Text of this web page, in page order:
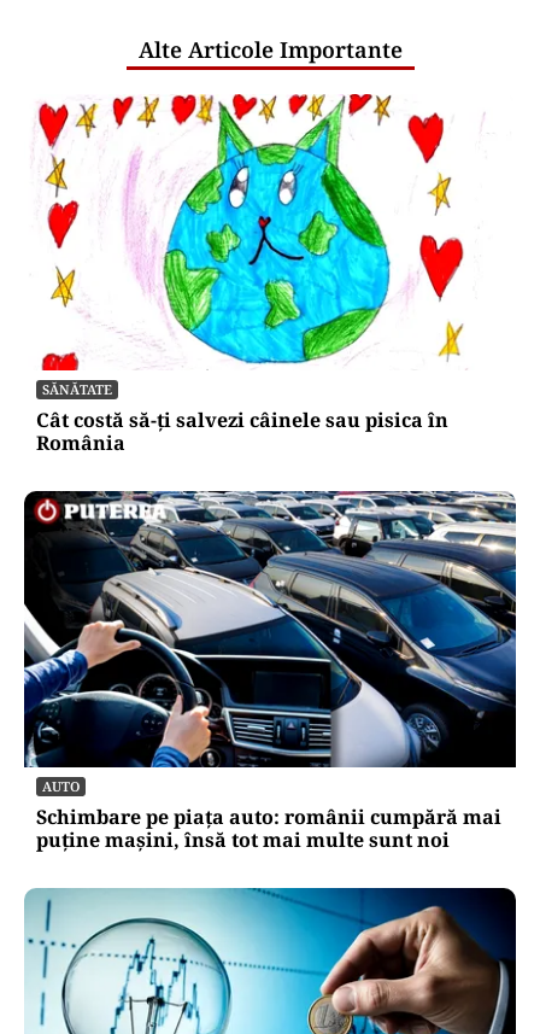
Bonificația de 3% pentru firme va fi
acordată automat. Ministerul
Finanțelor elimină cererile și
documentele suplimentare
Oficiuldestiri.ro
Atacurile cibernetice expun
vulnerabilitățile statului român: ANP
repetă scenariul e‑Terra. Ce ascund
comunicările oficiale și cine răspunde
pentru mentenanța IT a instituțiilor
publice
Alte Articole Importante
SĂNĂTATE
Cât costă să-ți salvezi câinele sau pisica în
România